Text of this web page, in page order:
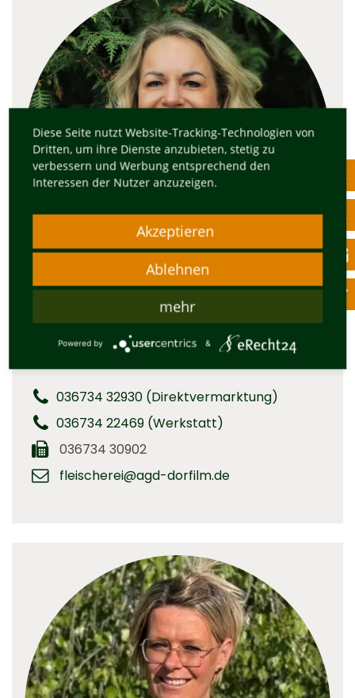
Cornelia Adam
Rechnungsstellung & Bestellannahme
036734 32930 (Direktvermarktung)
036734 22469 (Werkstatt)
036734 30902
fleischerei@agd-dorfilm.de
Diese Seite nutzt Website-Tracking-Technologien von
Dritten, um ihre Dienste anzubieten, stetig zu
verbessern und Werbung entsprechend den
Interessen der Nutzer anzuzeigen.
Akzeptieren
Ablehnen
mehr
Powered by &